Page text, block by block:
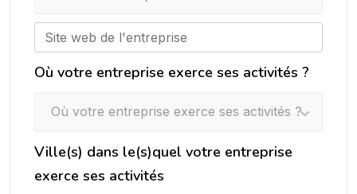
Où votre entreprise exerce ses activités ?
Où votre entreprise exerce ses activités ?
Ville(s) dans le(s)quel votre entreprise
exerce ses activités